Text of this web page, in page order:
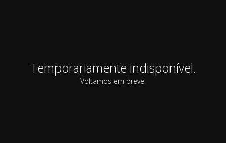
Temporariamente indisponível.
Voltamos em breve!